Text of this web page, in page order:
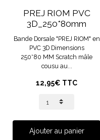
PREJ RIOM PVC
3D_250*80mm
Bande Dorsale "PREJ RIOM" en
PVC 3D Dimensions
250*80 MM Scratch mâle
cousu au...
12,95€ TTC
Ajouter au panier